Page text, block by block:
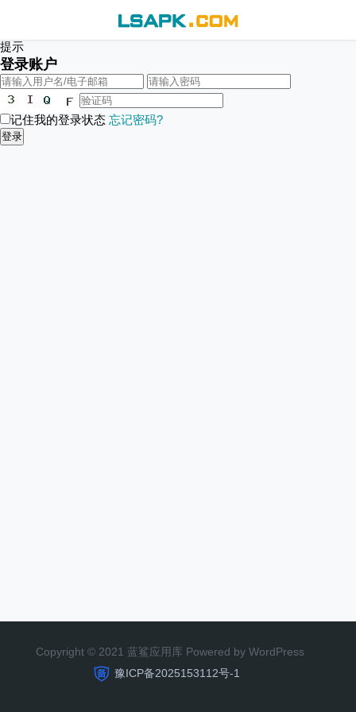
提示
登录账户
记住我的登录状态 忘记密码?
登录
Copyright © 2021 蓝鲨应用库 Powered by WordPress
豫ICP备2025153112号-1